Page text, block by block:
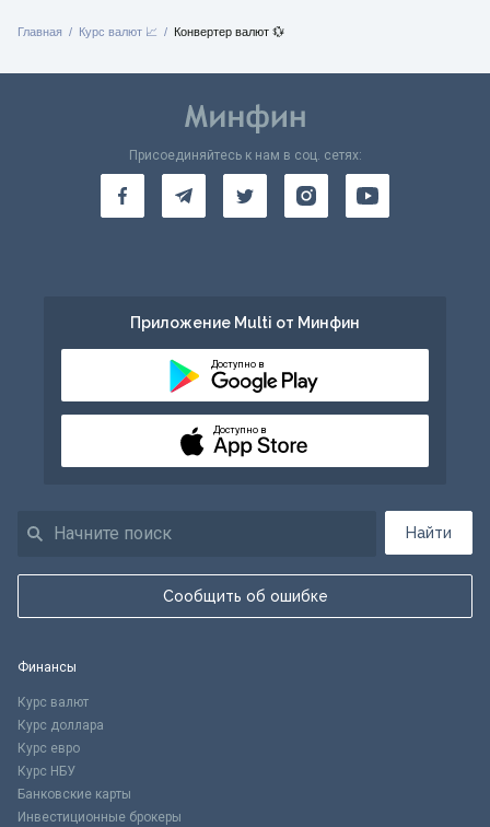
Главная Курс валют 📈 Конвертер валют 💱
Найти
Сообщить об ошибке
Присоединяйтесь к нам в соц. сетях:
Приложение Multi от Минфин
Доступно в
Доступно в
Финансы
Курс валют
Курс доллара
Курс евро
Курс НБУ
Банковские карты
Инвестиционные брокеры